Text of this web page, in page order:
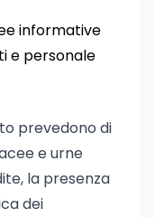
informative
e personale
prevedono di
e urne
la presenza
dei